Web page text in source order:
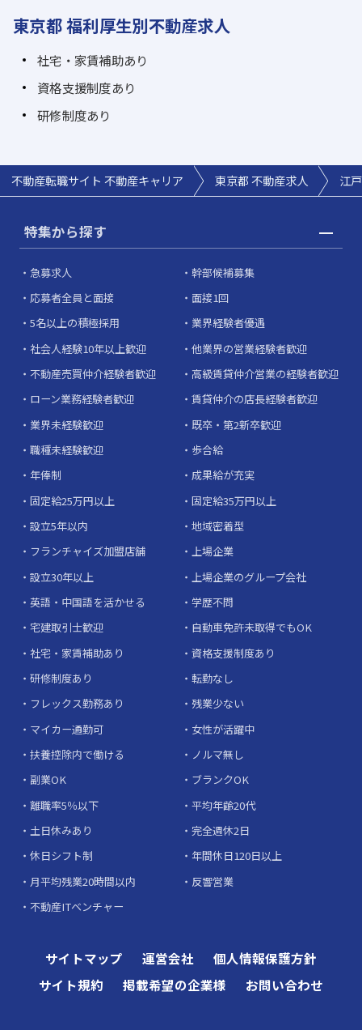
東京都 福利厚生別不動産求人
社宅・家賃補助あり
資格支援制度あり
研修制度あり
不動産転職サイト 不動産キャリア 東京都 不動産求人 江
特集から探す
急募求人
幹部候補募集
応募者全員と面接
面接1回
5名以上の積極採用
業界経験者優遇
社会人経験10年以上歓迎
他業界の営業経験者歓迎
不動産売買仲介経験者歓迎
高級賃貸仲介営業の経験者歓迎
ローン業務経験者歓迎
賃貸仲介の店長経験者歓迎
業界未経験歓迎
既卒・第2新卒歓迎
職種未経験歓迎
歩合給
年俸制
成果給が充実
固定給25万円以上
固定給35万円以上
設立5年以内
地域密着型
フランチャイズ加盟店舗
上場企業
設立30年以上
上場企業のグループ会社
英語・中国語を活かせる
学歴不問
宅建取引士歓迎
自動車免許未取得でもOK
社宅・家賃補助あり
資格支援制度あり
研修制度あり
転勤なし
フレックス勤務あり
残業少ない
マイカー通勤可
女性が活躍中
扶養控除内で働ける
ノルマ無し
副業OK
ブランクOK
離職率5％以下
平均年齢20代
土日休みあり
完全週休2日
休日シフト制
年間休日120日以上
月平均残業20時間以内
反響営業
不動産ITベンチャー
サイトマップ 運営会社
個人情報保護方針
サイト規約
掲載希望の企業様 お問い合わせ